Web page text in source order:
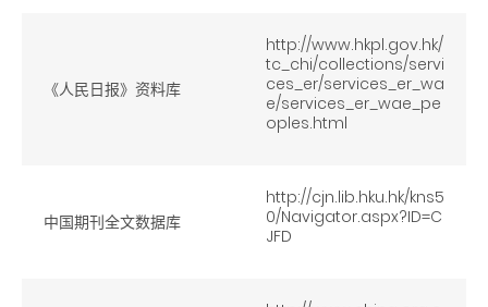
《人民日报》资料库
http://www.hkpl.gov.hk/
tc_chi/collections/servi
ces_er/services_er_wa
e/services_er_wae_pe
oples.html
中国期刊全文数据库
http://cjn.lib.hku.hk/kns5
0/Navigator.aspx?ID=C
JFD